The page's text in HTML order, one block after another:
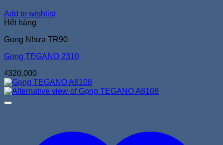
Add to wishlist
Hết hàng
Gọng Nhựa TR90
Gọng TEGANO 2310
₫320.000